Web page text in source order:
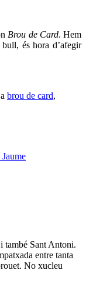
Brou de Card. Hem
és hora d’afegir
brou de card,
també Sant Antoni.
entre tanta
No xucleu